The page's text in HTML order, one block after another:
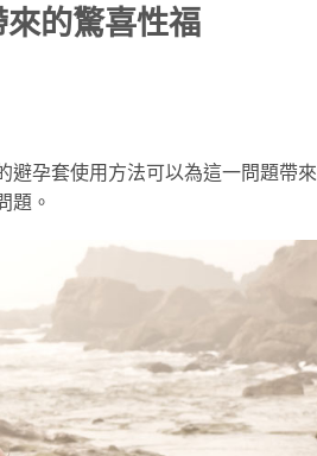
的驚喜性福
避孕套使用方法可以為這一問題帶來
題。